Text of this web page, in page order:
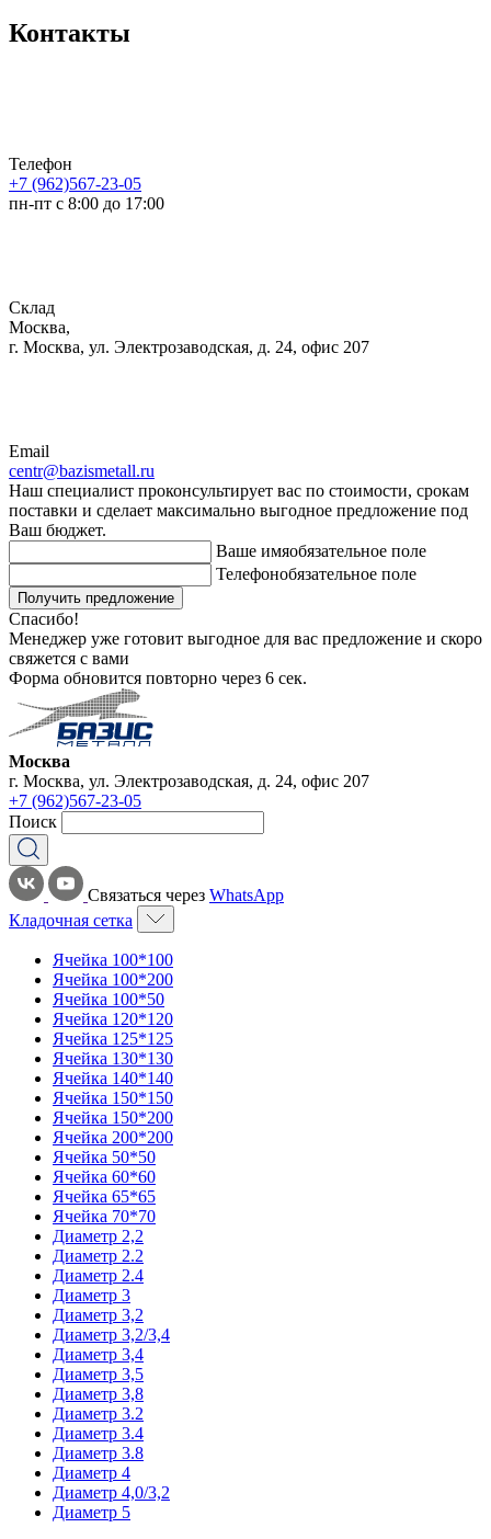
Контакты
Телефон
+7 (962)567-23-05
пн-пт с 8:00 до 17:00
Склад
Москва,
г. Москва, ул. Электрозаводская, д. 24, офис 207
Email
centr@bazismetall.ru
Наш специалист проконсультирует вас по стоимости, срокам
поставки и сделает максимально выгодное предложение под
Ваш бюджет.
Ваше имяобязательное поле
Телефонобязательное поле
Получить предложение
Спасибо!
Менеджер уже готовит выгодное для вас предложение и скоро
свяжется с вами
Форма обновится повторно через 6 сек.
Москва
г. Москва, ул. Электрозаводская, д. 24, офис 207
+7 (962)567-23-05
Поиск
Связаться через WhatsApp
Кладочная сетка
Ячейка 100*100
Ячейка 100*200
Ячейка 100*50
Ячейка 120*120
Ячейка 125*125
Ячейка 130*130
Ячейка 140*140
Ячейка 150*150
Ячейка 150*200
Ячейка 200*200
Ячейка 50*50
Ячейка 60*60
Ячейка 65*65
Ячейка 70*70
Диаметр 2,2
Диаметр 2.2
Диаметр 2.4
Диаметр 3
Диаметр 3,2
Диаметр 3,2/3,4
Диаметр 3,4
Диаметр 3,5
Диаметр 3,8
Диаметр 3.2
Диаметр 3.4
Диаметр 3.8
Диаметр 4
Диаметр 4,0/3,2
Диаметр 5